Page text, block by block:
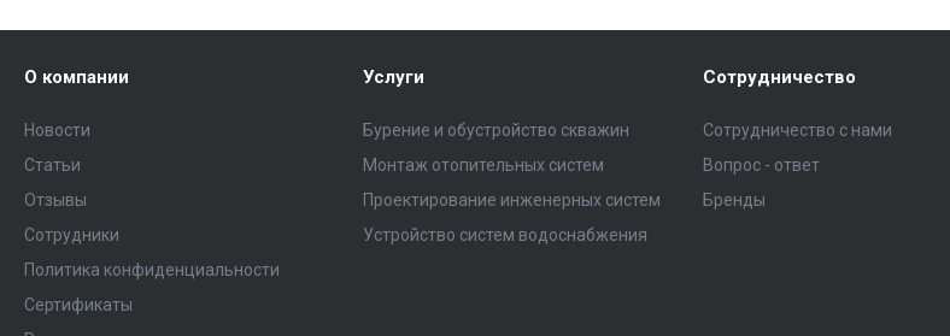
О компании
Новости
Статьи
Отзывы
Сотрудники
Политика конфиденциальности
Сертификаты
Услуги
Бурение и обустройство скважин
Монтаж отопительных систем
Проектирование инженерных систем
Устройство систем водоснабжения
Сотрудничество
Сотрудничество с нами
Вопрос - ответ
Бренды